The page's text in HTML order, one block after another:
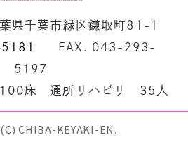
県千葉市緑区鎌取町81-1
FAX. 043-293-
5197
100床 通所リハビリ 35人
CHIBA-KEYAKI-EN.